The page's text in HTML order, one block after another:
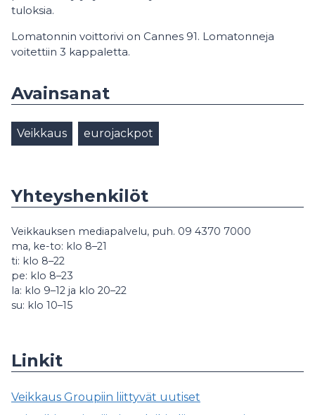
tuloksia.
Lomatonnin voittorivi on Cannes 91. Lomatonneja
voitettiin 3 kappaletta.
Avainsanat
Veikkaus eurojackpot
Yhteyshenkilöt
Veikkauksen mediapalvelu, puh. 09 4370 7000
ma, ke-to: klo 8–21
ti: klo 8–22
pe: klo 8–23
la: klo 9–12 ja klo 20–22
su: klo 10–15
Linkit
Veikkaus Groupiin liittyvät uutiset